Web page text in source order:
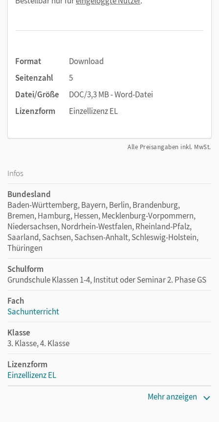
Format
Download
Seitenzahl
5
Datei/Größe
DOC/3,3 MB - Word-Datei
Lizenzform
Einzellizenz EL
Alle Preisangaben inkl. MwSt.
Infos
Bundesland
Baden-Württemberg, Bayern, Berlin, Brandenburg,
Bremen, Hamburg, Hessen, Mecklenburg-Vorpommern,
Niedersachsen, Nordrhein-Westfalen, Rheinland-Pfalz,
Saarland, Sachsen, Sachsen-Anhalt, Schleswig-Holstein,
Thüringen
Schulform
Grundschule Klassen 1-4, Institut oder Seminar 2. Phase GS
Fach
Sachunterricht
Klasse
3. Klasse, 4. Klasse
Lizenzform
Einzellizenz EL
Mehr anzeigen